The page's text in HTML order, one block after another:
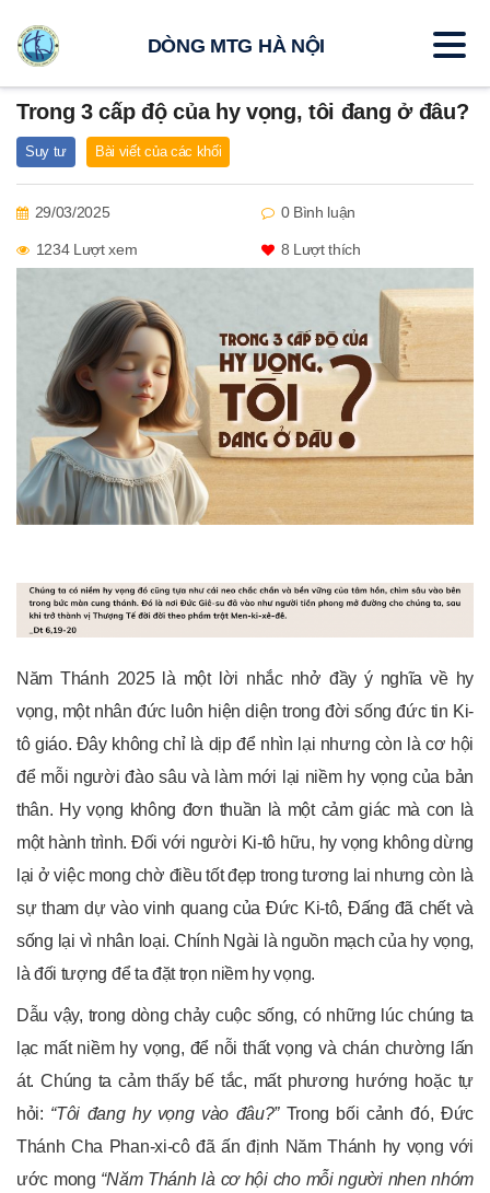
Trong 3 cấp độ của hy vọng, tôi đang ở đâu?
Suy tư Bài viết của các khối
29/03/2025 0 Bình luận
1234 Lượt xem 8 Lượt thích
Năm Thánh 2025 là một lời nhắc nhở đầy ý nghĩa về hy
vọng, một nhân đức luôn hiện diện trong đời sống đức tin Ki-
tô giáo. Đây không chỉ là dịp để nhìn lại nhưng còn là cơ hội
để mỗi người đào sâu và làm mới lại niềm hy vọng của bản
thân. Hy vọng không đơn thuần là một cảm giác mà con là
một hành trình. Đối với người Ki-tô hữu, hy vọng không dừng
lại ở việc mong chờ điều tốt đẹp trong tương lai nhưng còn là
sự tham dự vào vinh quang của Đức Ki-tô, Đấng đã chết và
sống lại vì nhân loại. Chính Ngài là nguồn mạch của hy vọng,
là đối tượng để ta đặt trọn niềm hy vọng.
Dẫu vậy, trong dòng chảy cuộc sống, có những lúc chúng ta
lạc mất niềm hy vọng, để nỗi thất vọng và chán chường lấn
át. Chúng ta cảm thấy bế tắc, mất phương hướng hoặc tự
hỏi: “Tôi đang hy vọng vào đâu?” Trong bối cảnh đó, Đức
Thánh Cha Phan-xi-cô đã ấn định Năm Thánh hy vọng với
ước mong “Năm Thánh là cơ hội cho mỗi người nhen nhóm
DÒNG MTG HÀ NỘI